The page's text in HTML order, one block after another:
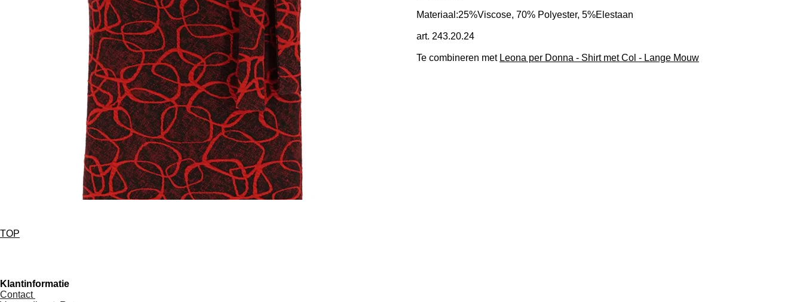
Materiaal:25%Viscose, 70% Polyester, 5%Elestaan
art. 243.20.24
Te combineren met Leona per Donna - Shirt met Col - Lange Mouw
TOP
Klantinformatie
Contact